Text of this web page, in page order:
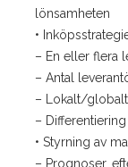
lönsamheten
•
– En eller flera
– Antal
– Lokalt/
–
• Styrning av
– Prognoser,